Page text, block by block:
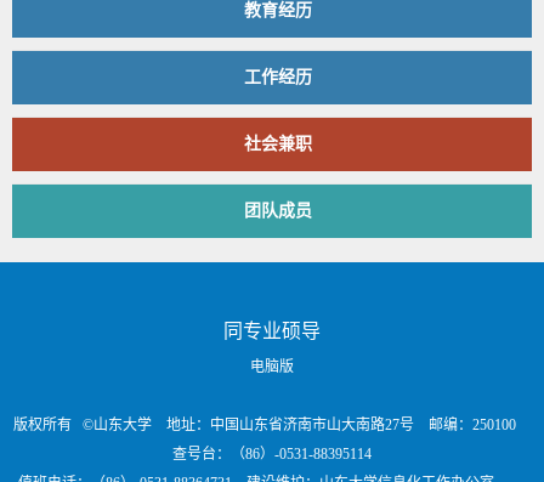
教育经历
工作经历
社会兼职
团队成员
同专业硕导
电脑版
版权所有 ©山东大学 地址：中国山东省济南市山大南路27号 邮编：250100
查号台：（86）-0531-88395114